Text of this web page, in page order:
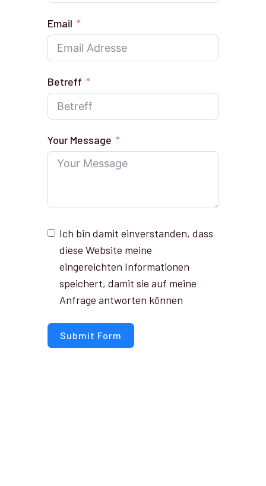
Email
Betreff
Your Message
Ich bin damit einverstanden, dass
diese Website meine
eingereichten Informationen
speichert, damit sie auf meine
Anfrage antworten können
Submit Form